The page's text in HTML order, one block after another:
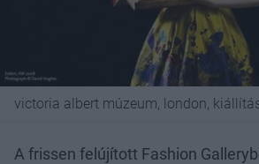
victoria albert múzeum, london,
A frissen felújított Fashion